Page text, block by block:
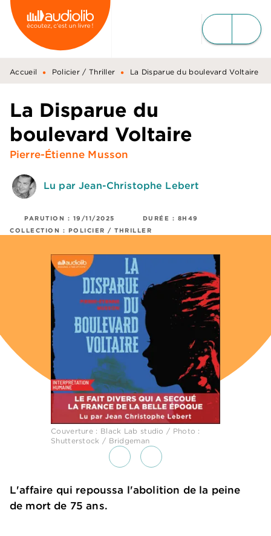
MENU RECHERCHE
CONTENU
PIED DE PAGE
Accueil • Policier / Thriller • La Disparue du boulevard Voltaire
La Disparue du
boulevard Voltaire
Pierre-Étienne Musson
Lu par Jean-Christophe Lebert
PARUTION : 19/11/2025 DURÉE : 8H49
COLLECTION : POLICIER / THRILLER
Couverture : Black Lab studio / Photo :
Shutterstock / Bridgeman
L'affaire qui repoussa l'abolition de la peine
de mort de 75 ans.